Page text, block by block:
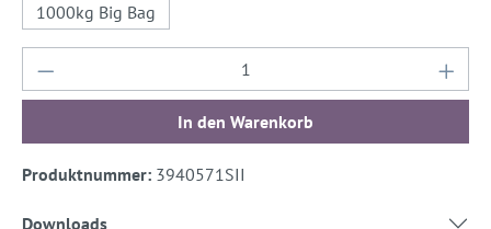
1000kg Big Bag
Produkt Anzahl: Gib den gewünschten
In den Warenkorb
Produktnummer: 3940571SII
Downloads